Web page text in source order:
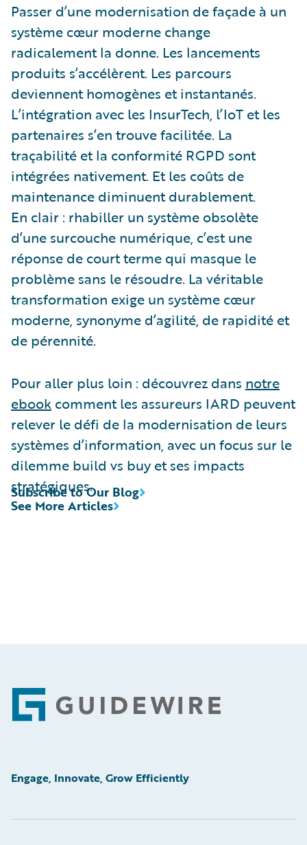
Passer d’une modernisation de façade à un
système cœur moderne change
radicalement la donne. Les lancements
produits s’accélèrent. Les parcours
deviennent homogènes et instantanés.
L’intégration avec les InsurTech, l’IoT et les
partenaires s’en trouve facilitée. La
traçabilité et la conformité RGPD sont
intégrées nativement. Et les coûts de
maintenance diminuent durablement.
En clair : rhabiller un système obsolète
d’une surcouche numérique, c’est une
réponse de court terme qui masque le
problème sans le résoudre. La véritable
transformation exige un système cœur
moderne, synonyme d’agilité, de rapidité et
de pérennité.
Pour aller plus loin : découvrez dans notre
ebook comment les assureurs IARD peuvent
relever le défi de la modernisation de leurs
systèmes d’information, avec un focus sur le
dilemme build vs buy et ses impacts
stratégiques.
See More Articles
Subscribe to Our Blog
Footer
Engage, Innovate, Grow Efficiently